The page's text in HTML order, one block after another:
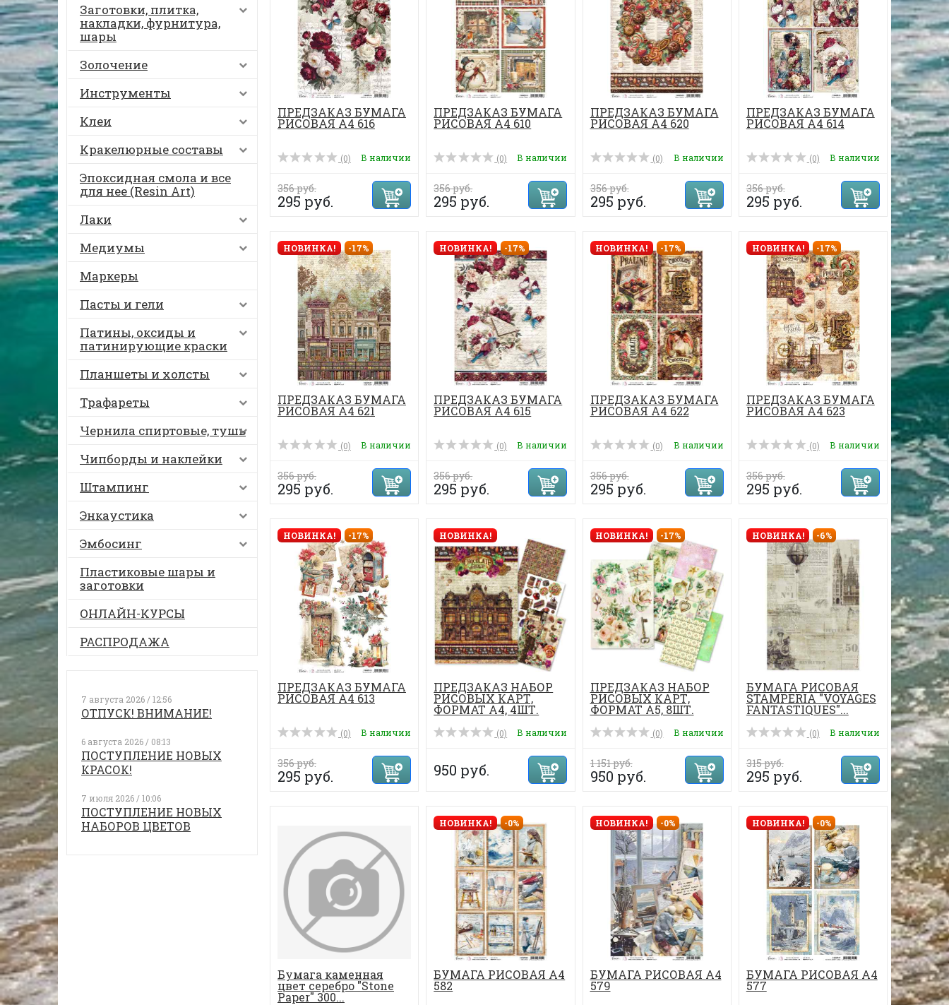
Заготовки, плитка,
накладки, фурнитура,
шары
Золочение
Инструменты
Клеи
Кракелюрные составы
Эпоксидная смола и все
для нее (Resin Art)
Лаки
Медиумы
Маркеры
Пасты и гели
Патины, оксиды и
патинирующие краски
Планшеты и холсты
Трафареты
Чернила спиртовые, тушь
Чипборды и наклейки
Штампинг
Энкаустика
Эмбосинг
Пластиковые шары и
заготовки
ОНЛАЙН-КУРСЫ
РАСПРОДАЖА
7 августа 2026 / 12:56
ОТПУСК! ВНИМАНИЕ!
6 августа 2026 / 08:13
ПОСТУПЛЕНИЕ НОВЫХ
КРАСОК!
7 июля 2026 / 10:06
ПОСТУПЛЕНИЕ НОВЫХ
НАБОРОВ ЦВЕТОВ
ПРЕДЗАКАЗ БУМАГА
РИСОВАЯ А4 616
(0) В наличии
356 руб.
295 руб.
ПРЕДЗАКАЗ БУМАГА
РИСОВАЯ А4 610
(0) В наличии
356 руб.
295 руб.
ПРЕДЗАКАЗ БУМАГА
РИСОВАЯ А4 620
(0) В наличии
356 руб.
295 руб.
ПРЕДЗАКАЗ БУМАГА
РИСОВАЯ А4 614
(0) В наличии
356 руб.
295 руб.
НОВИНКА! -17%
ПРЕДЗАКАЗ БУМАГА
РИСОВАЯ А4 621
(0) В наличии
356 руб.
295 руб.
НОВИНКА! -17%
ПРЕДЗАКАЗ БУМАГА
РИСОВАЯ А4 615
(0) В наличии
356 руб.
295 руб.
НОВИНКА! -17%
ПРЕДЗАКАЗ БУМАГА
РИСОВАЯ А4 622
(0) В наличии
356 руб.
295 руб.
НОВИНКА! -17%
ПРЕДЗАКАЗ БУМАГА
РИСОВАЯ А4 623
(0) В наличии
356 руб.
295 руб.
НОВИНКА! -17%
ПРЕДЗАКАЗ БУМАГА
РИСОВАЯ А4 613
(0) В наличии
356 руб.
295 руб.
НОВИНКА!
ПРЕДЗАКАЗ НАБОР
РИСОВЫХ КАРТ,
ФОРМАТ А4, 4ШТ.
(0) В наличии
950 руб.
НОВИНКА! -17%
ПРЕДЗАКАЗ НАБОР
РИСОВЫХ КАРТ,
ФОРМАТ А5, 8ШТ.
(0) В наличии
1 151 руб.
950 руб.
НОВИНКА! -6%
БУМАГА РИСОВАЯ
STAMPERIA "VOYAGES
FANTASTIQUES"...
(0) В наличии
315 руб.
295 руб.
Бумага каменная
цвет серебро "Stone
Paper" 300...
НОВИНКА! -0%
БУМАГА РИСОВАЯ А4
582
НОВИНКА! -0%
БУМАГА РИСОВАЯ А4
579
НОВИНКА! -0%
БУМАГА РИСОВАЯ А4
577